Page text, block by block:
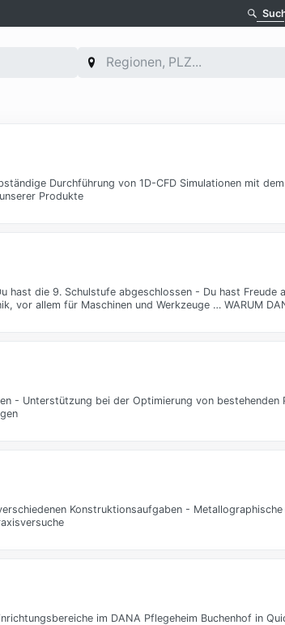
Durchführung von 1D-CFD Simulationen mit
Produkte
hast die 9. Schulstufe abgeschlossen - Du hast Freude
vor allem für Maschinen und Werkzeuge … WARUM
- Unterstützung bei der Optimierung von bestehenden
Konstruktionsaufgaben -
im DANA Pflegeheim Buchenhof in